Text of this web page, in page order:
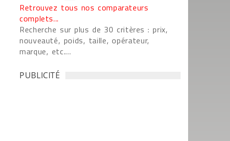
Retrouvez tous nos comparateurs
complets...
Recherche sur plus de 30 critères : prix,
nouveauté, poids, taille, opérateur,
marque, etc....
PUBLICITÉ